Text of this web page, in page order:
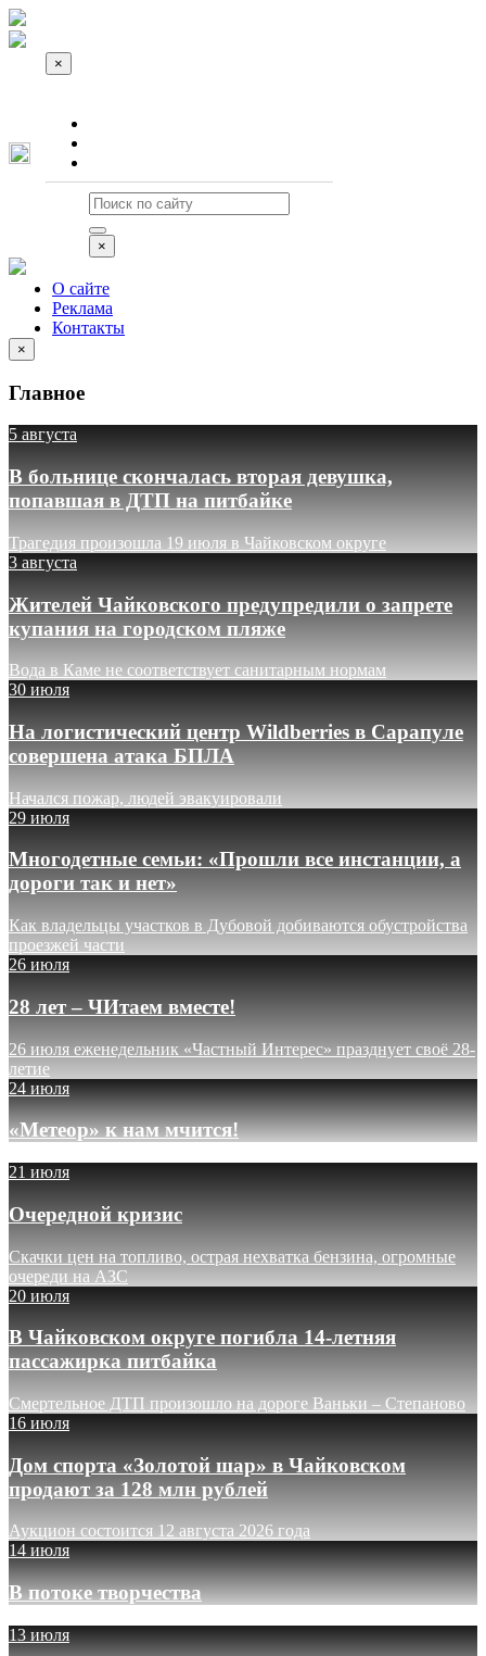
×
×
О сайте
Реклама
Контакты
×
Главное
5 августа
В больнице скончалась вторая девушка,
попавшая в ДТП на питбайке
Трагедия произошла 19 июля в Чайковском округе
3 августа
Жителей Чайковского предупредили о запрете
купания на городском пляже
Вода в Каме не соответствует санитарным нормам
30 июля
На логистический центр Wildberries в Сарапуле
совершена атака БПЛА
Начался пожар, людей эвакуировали
29 июля
Многодетные семьи: «Прошли все инстанции, а
дороги так и нет»
Как владельцы участков в Дубовой добиваются обустройства
проезжей части
26 июля
28 лет – ЧИтаем вместе!
26 июля еженедельник «Частный Интерес» празднует своё 28-
летие
24 июля
«Метеор» к нам мчится!
21 июля
Очередной кризис
Скачки цен на топливо, острая нехватка бензина, огромные
очереди на АЗС
20 июля
В Чайковском округе погибла 14-летняя
пассажирка питбайка
Смертельное ДТП произошло на дороге Ваньки – Степаново
16 июля
Дом спорта «Золотой шар» в Чайковском
продают за 128 млн рублей
Аукцион состоится 12 августа 2026 года
14 июля
В потоке творчества
13 июля